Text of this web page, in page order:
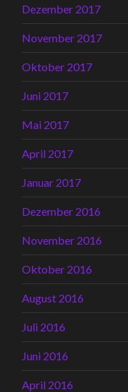
Dezember 2017
November 2017
Oktober 2017
Juni 2017
Mai 2017
April 2017
Januar 2017
Dezember 2016
November 2016
Oktober 2016
August 2016
Juli 2016
Juni 2016
April 2016